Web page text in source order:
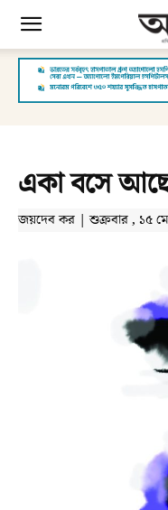
একা বসে
জয়দেব কর | শুক্রবার , ১৫ মে,